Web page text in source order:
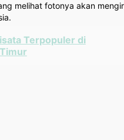
melihat fotonya akan
Terpopuler di